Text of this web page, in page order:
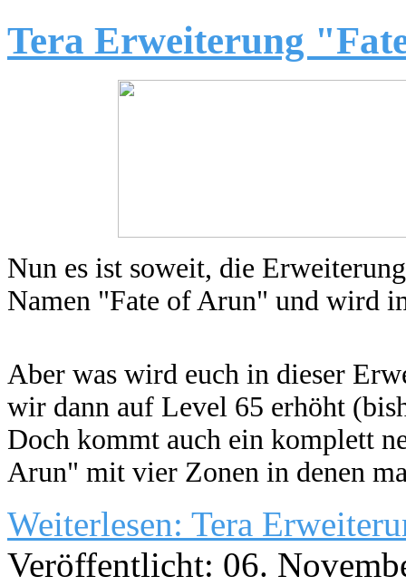
Tera Erweiterung
Nun es ist soweit, die
Namen "Fate of Arun" und wird
Aber was wird euch in dieser
wir dann auf Level 65 erhöht
Doch kommt auch ein komplett
Arun" mit vier Zonen in denen
Weiterlesen: Tera
Veröffentlicht: 06.